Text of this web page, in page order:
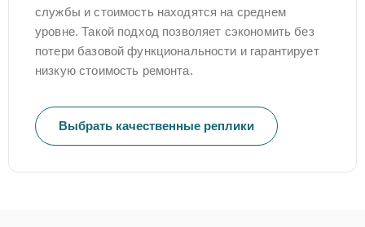
службы и стоимость находятся на среднем
уровне. Такой подход позволяет сэкономить без
потери базовой функциональности и гарантирует
низкую стоимость ремонта.
Выбрать качественные реплики